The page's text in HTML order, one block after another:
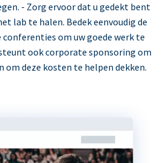
- Zorg ervoor dat u gedekt bent
lab te halen. Bedek eenvoudig de
om uw goede werk te
ook corporate sponsoring om
om deze kosten te helpen dekken.